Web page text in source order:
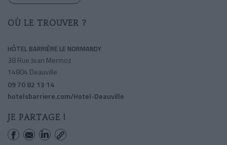
OÙ LE TROUVER ?
HÔTEL BARRIÈRE LE NORMANDY
38 Rue Jean Mermoz
14804 Deauville
09 70 82 13 14
hotelsbarriere.com/Hotel-Deauville
JE PARTAGE !